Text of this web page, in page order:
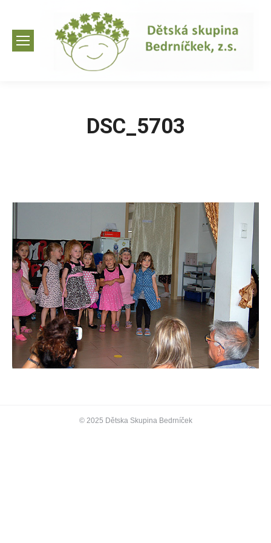
DSC_5703
© 2025 Dětska Skupina Bedrníček